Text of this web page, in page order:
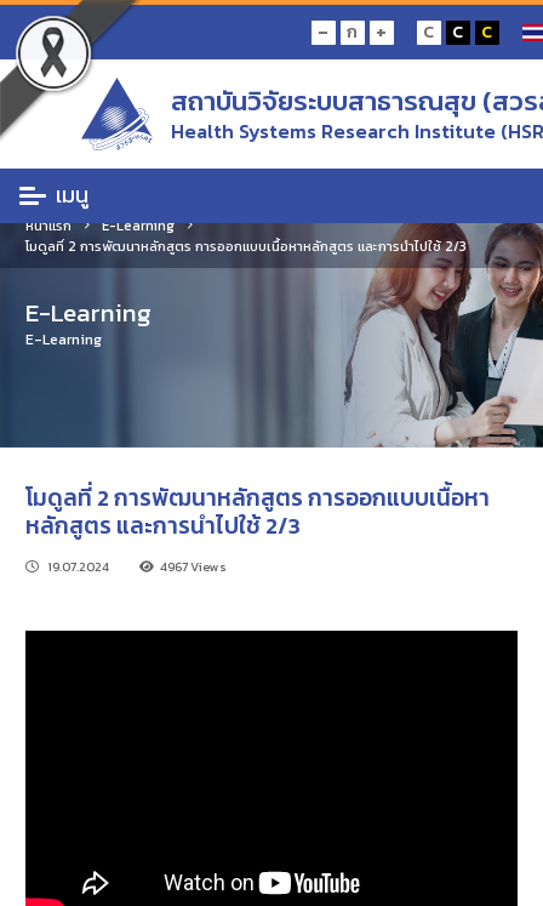
- ก + C C C
สถาบันวิจัยระบบสาธารณสุข (สว
Health Systems Research Institute
เมนู
หน้าแรก
E-Learning
โมดูลที่ 2 การพัฒนาหลักสูตร การออกแบบเนื้อหาหลักสูตร และการนำไปใช้ 2/3
E-Learning
E-Learning
โมดูลที่ 2 การพัฒนาหลักสูตร การออกแบบเนื้อหา
หลักสูตร และการนำไปใช้ 2/3
19.07.2024 4967 Views